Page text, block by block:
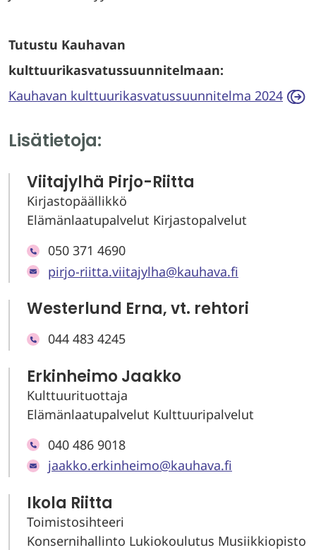
Tutustu Kauhavan
kulttuurikasvatussuunnitelmaan:
Kauhavan kulttuurikasvatussuunnitelma 2024
Lisätietoja:
Viitajylhä Pirjo-Riitta
Kirjastopäällikkö
Elämänlaatupalvelut Kirjastopalvelut
050 371 4690
pirjo-riitta.viitajylha@kauhava.fi
Westerlund Erna, vt. rehtori
044 483 4245
Erkinheimo Jaakko
Kulttuurituottaja
Elämänlaatupalvelut Kulttuuripalvelut
040 486 9018
jaakko.erkinheimo@kauhava.fi
Ikola Riitta
Toimistosihteeri
Konsernihallinto Lukiokoulutus Musiikkiopisto